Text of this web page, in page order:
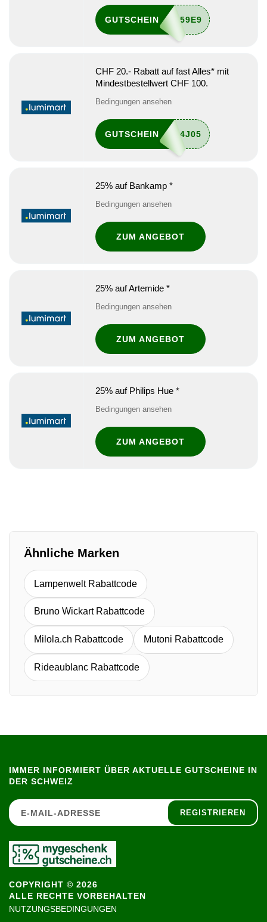
GUTSCHEIN
CHF 20.- Rabatt auf fast Alles* mit
Mindestbestellwert CHF 100.
Bedingungen ansehen
GUTSCHEIN
25% auf Bankamp *
Bedingungen ansehen
ZUM ANGEBOT
25% auf Artemide *
Bedingungen ansehen
ZUM ANGEBOT
25% auf Philips Hue *
Bedingungen ansehen
ZUM ANGEBOT
Ähnliche Marken
Lampenwelt Rabattcode
Bruno Wickart Rabattcode
Milola.ch Rabattcode Mutoni Rabattcode
Rideaublanc Rabattcode
COPYRIGHT © 2026
ALLE RECHTE VORBEHALTEN
NUTZUNGSBEDINGUNGEN
IMMER INFORMIERT ÜBER AKTUELLE GUTSCHEINE IN
DER SCHWEIZ
REGISTRIEREN